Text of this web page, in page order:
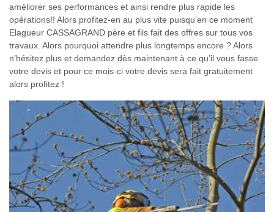
améliorer ses performances et ainsi rendre plus rapide les
opérations!! Alors profitez-en au plus vite puisqu’en ce moment
Elagueur CASSAGRAND père et fils fait des offres sur tous vos
travaux. Alors pourquoi attendre plus longtemps encore ? Alors
n’hésitez plus et demandez dès maintenant à ce qu’il vous fasse
votre devis et pour ce mois-ci votre devis sera fait gratuitement
alors profitez !